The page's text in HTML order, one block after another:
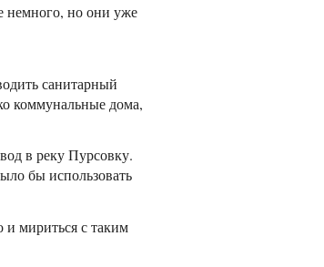
немного, но они уже
санитарный
коммунальные дома,
в реку Пурсовку.
бы использовать
мириться с таким